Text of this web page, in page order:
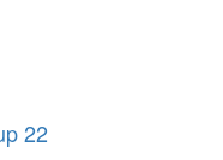
22